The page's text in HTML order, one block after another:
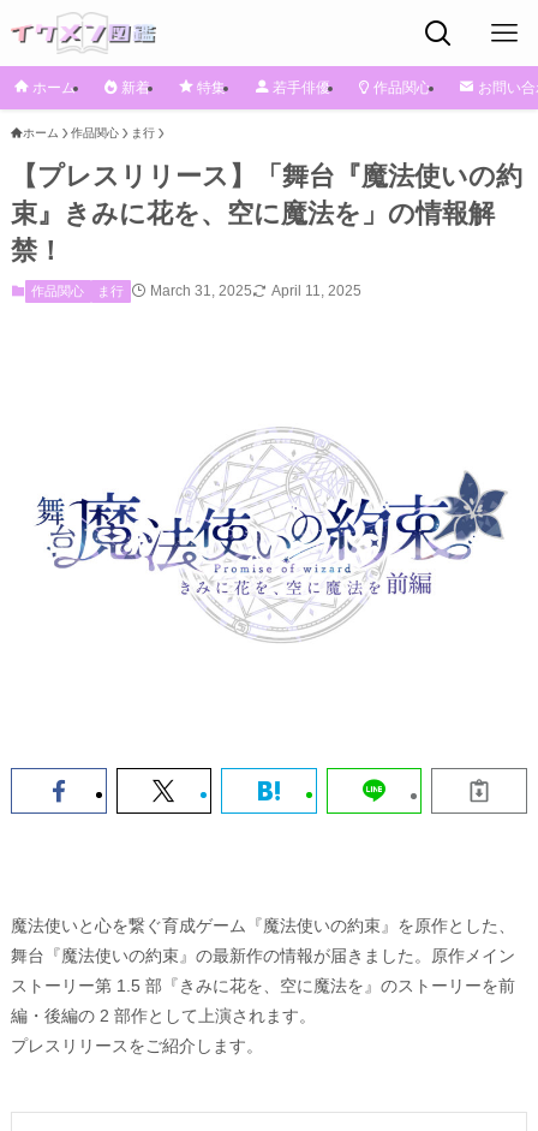
ホーム 新着 特集 若手俳優 作品関心 お問い
ホーム 作品関心 ま行
【プレスリリース】「舞台『魔法使いの約
束』きみに花を、空に魔法を」の情報解
禁！
作品関心 ま行 March 31, 2025 April 11, 2025
魔法使いと心を繋ぐ育成ゲーム『魔法使いの約束』を原作とした、
舞台『魔法使いの約束』の最新作の情報が届きました。原作メイン
ストーリー第 1.5 部『きみに花を、空に魔法を』のストーリーを前
編・後編の 2 部作として上演されます。
プレスリリースをご紹介します。